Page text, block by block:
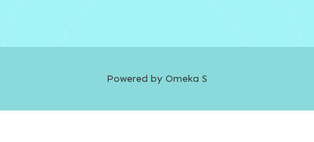
Powered by Omeka S